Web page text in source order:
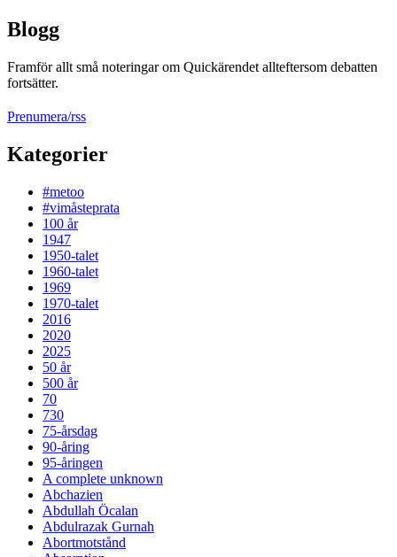
Blogg
Framför allt små noteringar om Quickärendet allteftersom debatten
fortsätter.
Prenumera/rss
Kategorier
#metoo
#vimåsteprata
100 år
1947
1950-talet
1960-talet
1969
1970-talet
2016
2020
2025
50 år
500 år
70
730
75-årsdag
90-åring
95-åringen
A complete unknown
Abchazien
Abdullah Öcalan
Abdulrazak Gurnah
Abortmotstånd